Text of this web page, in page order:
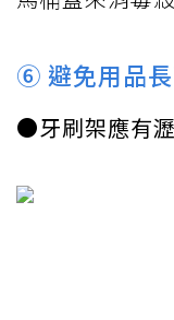
⑥ 避免用品
●牙刷架應有